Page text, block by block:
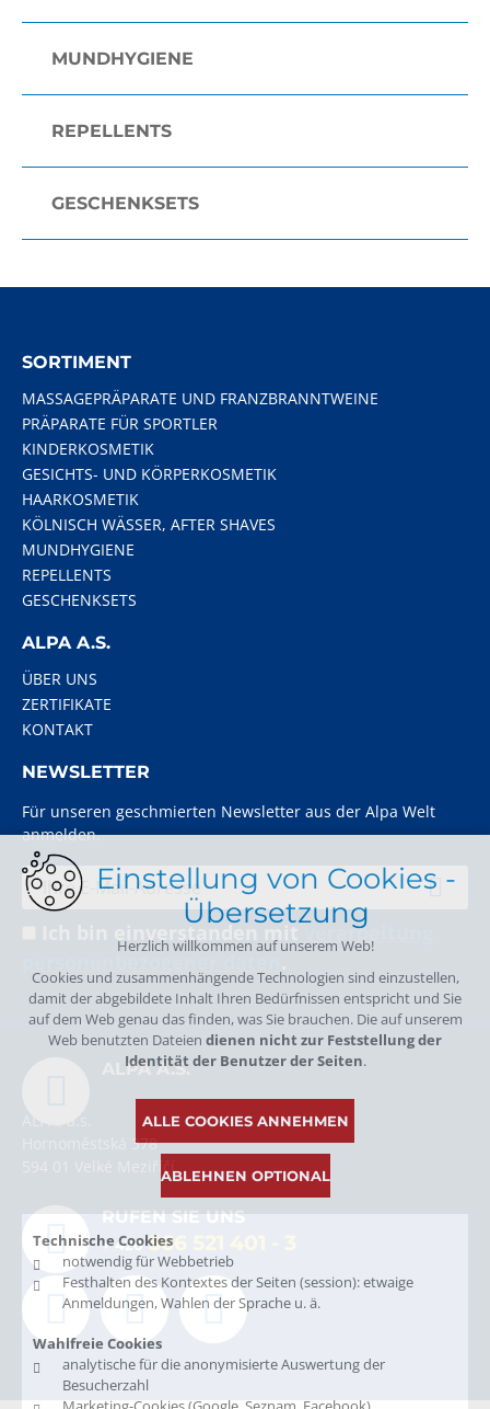
MUNDHYGIENE
REPELLENTS
GESCHENKSETS
SORTIMENT
MASSAGEPRÄPARATE UND FRANZBRANNTWEINE
PRÄPARATE FÜR SPORTLER
KINDERKOSMETIK
GESICHTS- UND KÖRPERKOSMETIK
HAARKOSMETIK
KÖLNISCH WÄSSER, AFTER SHAVES
MUNDHYGIENE
REPELLENTS
GESCHENKSETS
ALPA A.S.
ÜBER UNS
ZERTIFIKATE
KONTAKT
NEWSLETTER
Für unseren geschmierten Newsletter aus der Alpa Welt
anmelden.
Ich bin einverstanden mit
verarbeitung
ALPA A.S.
Hornoměstská 378
594 01 Velké Meziříčí
RUFEN SIE UNS
+ 420 566 521 401
Einstellung von Cookies -
Übersetzung
Herzlich willkommen auf unserem Web!
Cookies und zusammenhängende Technologien sind einzustellen,
damit der abgebildete Inhalt Ihren Bedürfnissen entspricht und Sie
auf dem Web genau das finden, was Sie brauchen. Die auf unserem
Web benutzten Dateien dienen nicht zur Feststellung der
Identität der Benutzer der Seiten.
Technische Cookies
notwendig für Webbetrieb
Festhalten des Kontextes der Seiten (session): etwaige
Anmeldungen, Wahlen der Sprache u. ä.
Wahlfreie Cookies
analytische für die anonymisierte Auswertung der
Besucherzahl
ALLE COOKIES ANNEHMEN
ABLEHNEN OPTIONAL